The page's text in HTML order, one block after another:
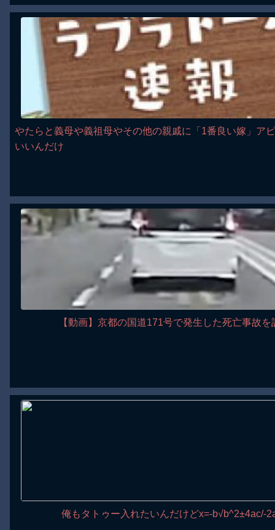
やたらと義母や義祖母やその他の親戚に「1番良い嫁」ア
いいんだけ
【動画】京都の国道171号で発生した死亡事故
俺もタトゥー入れたいんだけどx=-b√b^2±4ac/-